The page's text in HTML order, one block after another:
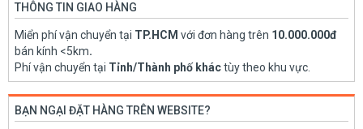
THÔNG TIN GIAO HÀNG
Miển phí vận chuyển tại TP.HCM với đơn hàng trên 10.000.000đ
bán kính <5km.
Phí vận chuyển tại Tỉnh/Thành phố kháctùy theo khu vực.
BẠN NGẠI ĐẶT HÀNG TRÊN WEBSITE?